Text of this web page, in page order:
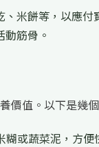
、米餅等，以應付
筋骨。
價值。以下是幾
糊或蔬菜泥，方便